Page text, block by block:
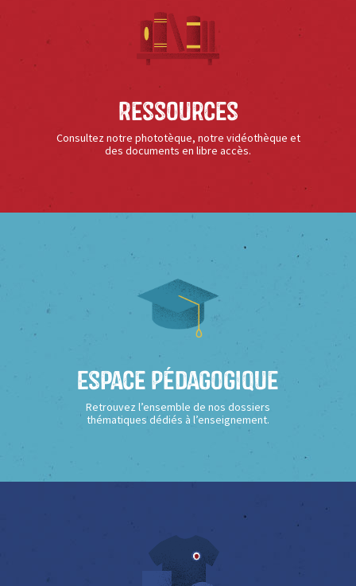
Ressources
Consultez notre phototèque, notre vidéothèque et
des documents en libre accès.
Espace Pédagogique
Retrouvez l’ensemble de nos dossiers
thématiques dédiés à l’enseignement.